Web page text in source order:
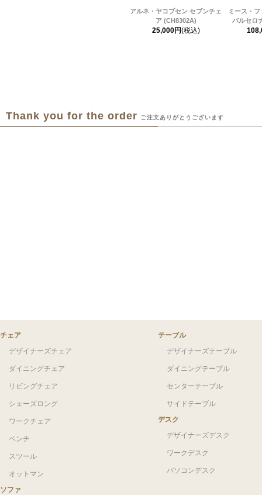
アルネ・ヤコブセン セブンチェ
ア (CH8302A)
25,000円(税込)
ミース・
バルセロ
Thank you for the order ご注文ありがとうございます
チェア
デザイナーズチェア
ダイニングチェア
リビングチェア
シェーズロング
ワークチェア
ベンチ
スツール
オットマン
ソファ
テーブル
デザイナーズテーブル
ダイニングテーブル
センターテーブル
サイドテーブル
デスク
デザイナーズデスク
ワークデスク
パソコンデスク